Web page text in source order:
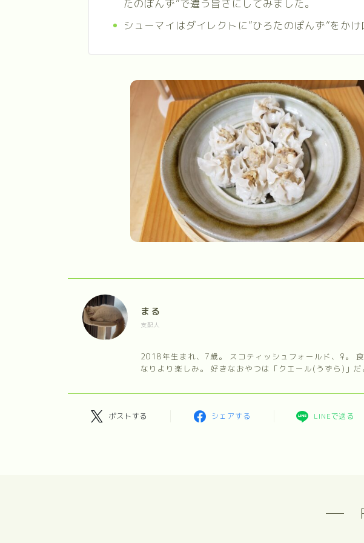
たのぽんず”で違う旨さにしてみました。
シューマイはダイレクトに”ひろたのぽんず”をかけ
まる
支配人
2018年生まれ、7歳。 スコティッシュフォールド、♀。 食
なりより楽しみ。 好きなおやつは「クエール(うずら)」だ
ポストする シェアする LINEで送る